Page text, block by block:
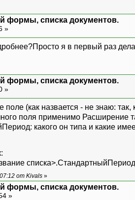
формы, списка документов.
»
я в первый раз
формы, списка документов.
»
поле (как назвается - не знаю:
поля применимо
какого он типа и какие
от Kivals »
формы, списка документов.
»